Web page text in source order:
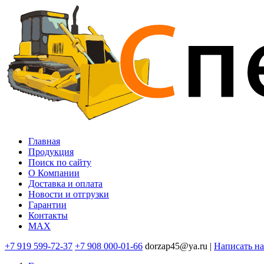
Перейти
основному
содержанию
Основная
навигация
Главная
Продукция
Поиск по сайту
O Компании
Доставка и оплата
Новости и отгрузки
Гарантии
Контакты
MAX
+7 919 599-72-37 +7 908 000-01-66 dorzap45@ya.ru | Написать